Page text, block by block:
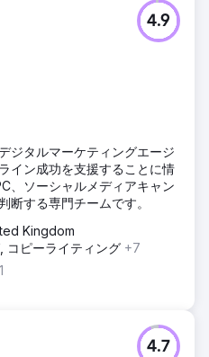
4.9
ジタルマーケティングエージ
イン成功を支援することに情
、ソーシャルメディアキャン
断する専門チームです。
Kingdom
コピーライティング +7
4.7